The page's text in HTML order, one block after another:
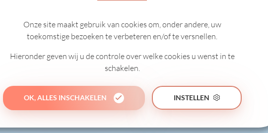
Onze site maakt gebruik van cookies om, onder andere, uw
toekomstige bezoeken te verbeteren en/of te versnellen.
Hieronder geven wij u de controle over welke cookies u wenst in te
schakelen.
OK, ALLES INSCHAKELEN INSTELLEN